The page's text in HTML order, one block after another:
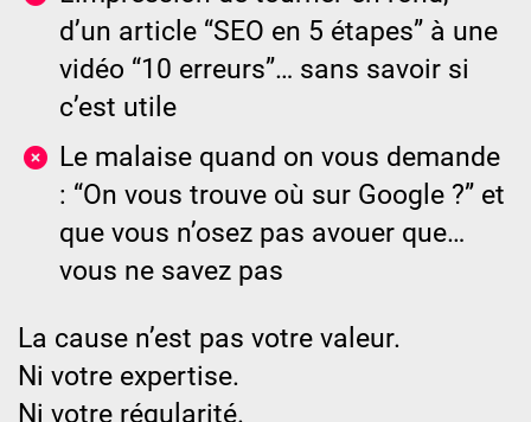
d’un article “SEO en 5 étapes” à une
vidéo “10 erreurs”… sans savoir si
c’est utile
Le malaise quand on vous demande
: “On vous trouve où sur Google ?” et
que vous n’osez pas avouer que…
vous ne savez pas
La cause n’est pas votre valeur.
Ni votre expertise.
Ni votre régularité.